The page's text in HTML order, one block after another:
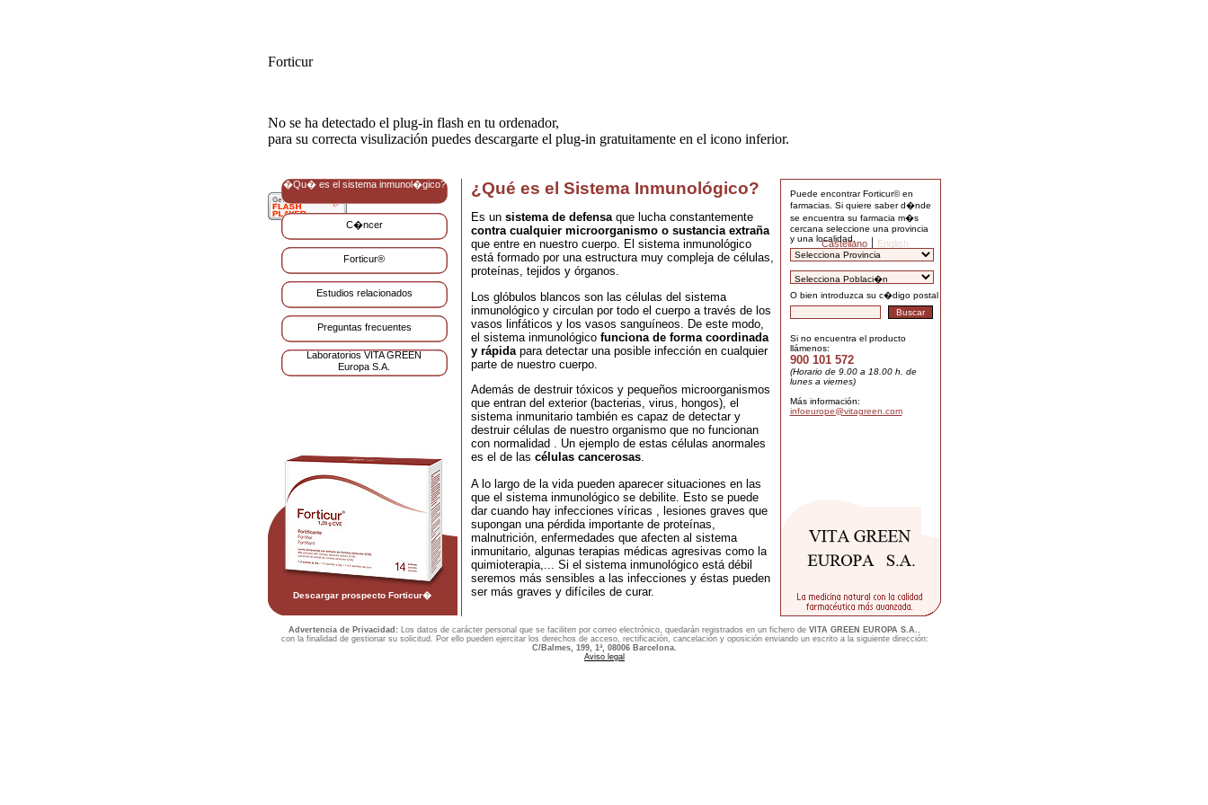
Forticur
No se ha detectado el plug-in flash en tu ordenador,
para su correcta visulización puedes descargarte el plug-in gratuitamente en el icono inferior.
Castellano| English
�Qu� es el sistema inmunol�gico?
C�ncer
Forticur®
Estudios relacionados
Preguntas frecuentes
Laboratorios VITA GREEN
Europa S.A.
Descargar prospecto Forticur�
Puede encontrar Forticur© en
farmacias. Si quiere saber d�nde
se encuentra su farmacia m�s
cercana seleccione una provincia
y una localidad.
O bien introduzca su c�digo postal
Si no encuentra el producto
llámenos:
900 101 572
(Horario de 9.00 a 18.00 h. de
lunes a viernes)
Más información:
infoeurope@vitagreen.com
¿Qué es el Sistema Inmunológico?
Es un sistema de defensaque lucha constantemente
contra cualquier microorganismo o sustancia extraña
que entre en nuestro cuerpo. El sistema inmunológico
está formado por una estructura muy compleja de células,
proteínas, tejidos y órganos.
Los glóbulos blancos son las células del sistema
inmunológico y circulan por todo el cuerpo a través de los
vasos linfáticos y los vasos sanguíneos. De este modo,
el sistema inmunológico funciona de forma coordinada
y rápidapara detectar una posible infección en cualquier
parte de nuestro cuerpo.
Además de destruir tóxicos y pequeños microorganismos
que entran del exterior (bacterias, virus, hongos), el
sistema inmunitario también es capaz de detectar y
destruir células de nuestro organismo que no funcionan
con normalidad . Un ejemplo de estas células anormales
es el de las células cancerosas.
A lo largo de la vida pueden aparecer situaciones en las
que el sistema inmunológico se debilite. Esto se puede
dar cuando hay infecciones víricas , lesiones graves que
supongan una pérdida importante de proteínas,
malnutrición, enfermedades que afecten al sistema
inmunitario, algunas terapias médicas agresivas como la
quimioterapia,... Si el sistema inmunológico está débil
seremos más sensibles a las infecciones y éstas pueden
ser más graves y difíciles de curar.
Advertencia de Privacidad: Los datos de carácter personal que se faciliten por correo electrónico, quedarán registrados en un fichero de VITA GREEN EUROPA S.A.,
con la finalidad de gestionar su solicitud. Por ello pueden ejercitar los derechos de acceso, rectificación, cancelación y oposición enviando un escrito a la siguiente dirección:
C/Balmes, 199, 1ª, 08006 Barcelona.
Aviso legal